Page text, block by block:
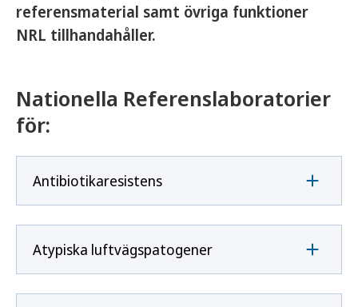
referensmaterial samt övriga funktioner
NRL tillhandahåller.
Nationella Referenslaboratorier
för:
Antibiotikaresistens
Atypiska luftvägspatogener